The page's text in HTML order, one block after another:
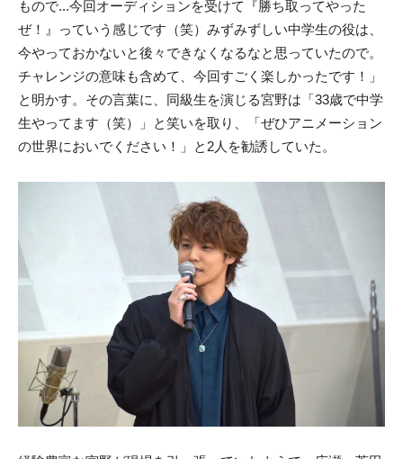
もので...今回オーディションを受けて『勝ち取ってやった
ぜ！』っていう感じです（笑）みずみずしい中学生の役は、
今やっておかないと後々できなくなるなと思っていたので。
チャレンジの意味も含めて、今回すごく楽しかったです！」
と明かす。その言葉に、同級生を演じる宮野は「33歳で中学
生やってます（笑）」と笑いを取り、「ぜひアニメーション
の世界においでください！」と2人を勧誘していた。